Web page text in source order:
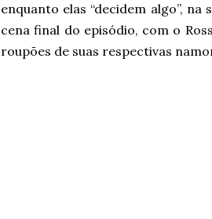
enquanto elas “decidem algo”, na
cena final do episódio, com o
roupões de suas respectivas